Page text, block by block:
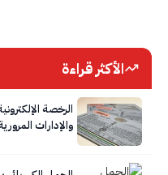
الأكثر قراءة
الرخصة
والإدارات